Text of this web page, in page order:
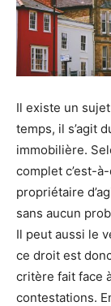
Il existe un
temps, il s’agit
immobilière.
complet c’est-
propriétaire
sans aucun
Il peut aussi le
ce droit est
critère fait face
contestations.